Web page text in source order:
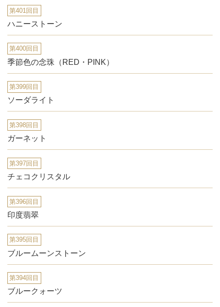
第401回目
ハニーストーン
第400回目
季節色の念珠（RED・PINK）
第399回目
ソーダライト
第398回目
ガーネット
第397回目
チェコクリスタル
第396回目
印度翡翠
第395回目
ブルームーンストーン
第394回目
ブルークォーツ